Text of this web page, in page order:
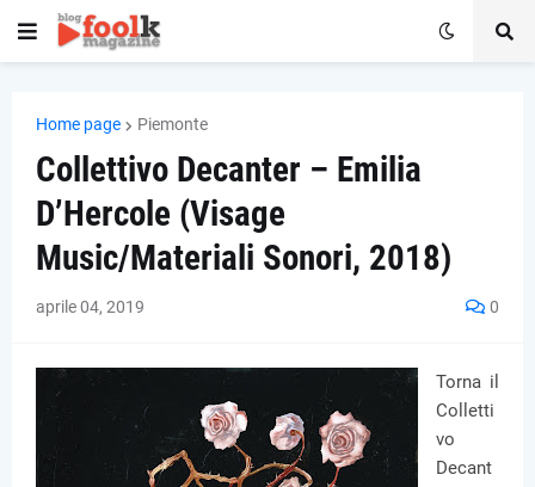
Home page Piemonte
Collettivo Decanter – Emilia
D’Hercole (Visage
Music/Materiali Sonori, 2018)
aprile 04, 2019 0
Torna il
Colletti
vo
Decant